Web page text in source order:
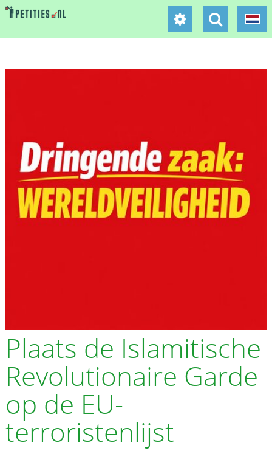
Plaats de Islamitische
Revolutionaire Garde
op de EU-
terroristenlijst